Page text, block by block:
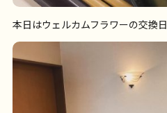
本日はウェルカムフラワーの交換日